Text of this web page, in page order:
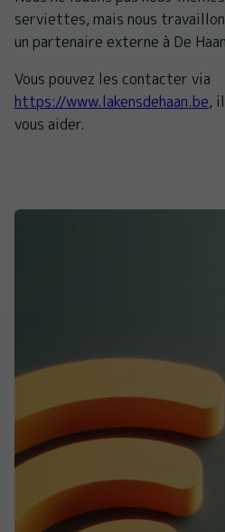
serviettes, mais nous
un partenaire externe à De
Vous pouvez les contacter via
https://www.lakensdehaan.be,
vous aider.